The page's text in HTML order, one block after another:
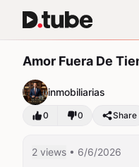
Amor Fuera De
inmobiliarias
0 0 Share
2 views • 6/6/2026